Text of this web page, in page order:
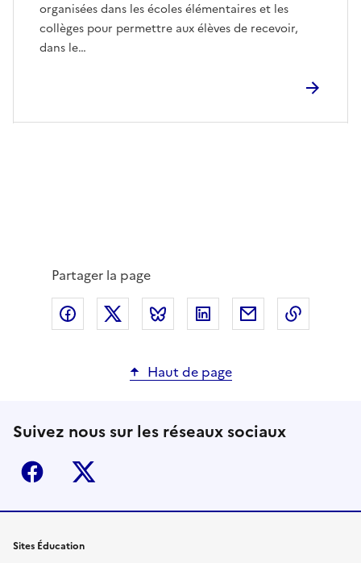
organisées dans les écoles élémentaires et les
collèges pour permettre aux élèves de recevoir,
dans le…
Partager la page
Partager via Facebook
Partager via XPartager via Bluesky
Partager via LinkedIn
Partager par
Haut de page
Suivez nous sur les réseaux sociaux
Facebook
Sites Éducation